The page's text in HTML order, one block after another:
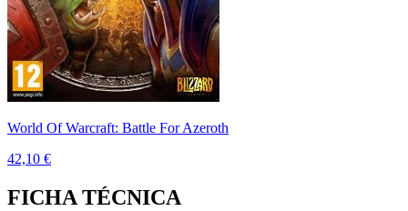
World Of Warcraft: Battle For Azeroth
42,10 €
FICHA TÉCNICA